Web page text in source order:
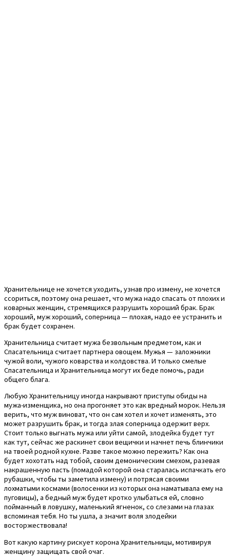
Хранительнице не хочется уходить, узнав про измену, не хочется
ссориться, поэтому она решает, что мужа надо спасать от плохих и
коварных женщин, стремящихся разрушить хороший брак. Брак
хороший, муж хороший, соперница — плохая, надо ее устранить и
брак будет сохранен.
Хранительница считает мужа безвольным предметом, как и
Спасательница считает партнера овощем. Мужья — заложники
чужой воли, чужого коварства и колдовства. И только смелые
Спасательница и Хранительница могут их беде помочь, ради
общего блага.
Любую Хранительницу иногда накрывают приступы обиды на
мужа-изменщика, но она прогоняет это как вредный морок. Нельзя
верить, что муж виноват, что он сам хотел и хочет изменять, это
может разрушить брак, и тогда злая соперница одержит верх.
Стоит только выгнать мужа или уйти самой, злодейка будет тут
как тут, сейчас же раскинет свои вещички и начнет печь блинчики
на твоей родной кухне. Разве такое можно пережить? Как она
будет хохотать над тобой, своим демоническим смехом, разевая
накрашенную пасть (помадой которой она старалась испачкать его
рубашки, чтобы ты заметила измену) и потрясая своими
лохматыми космами (волосенки из которых она наматывала ему на
пуговицы), а бедный муж будет кротко улыбаться ей, словно
пойманный в ловушку, маленький ягненок, со слезами на глазах
вспоминая тебя. Но ты ушла, а значит воля злодейки
восторжествовала!
Вот какую картину рискует корона Хранительницы, мотивируя
женщину защищать свой очаг.